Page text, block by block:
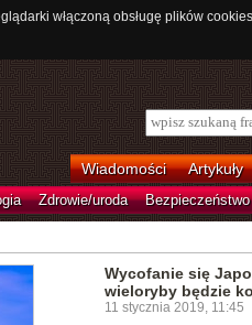
włączoną obsługę plików
Wiadomości Artykuły
Zdrowie/uroda
Wycofanie się
wieloryby będzie
11 stycznia 2019, 11:45